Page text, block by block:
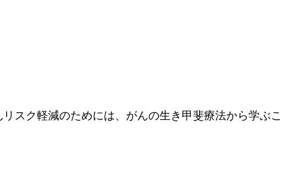
スク軽減のためには、がんの生き甲斐療法から学ぶこ